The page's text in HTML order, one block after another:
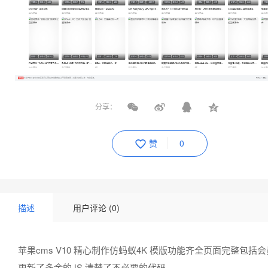
分享：
赞 0
描述 用户评论 (0)
苹果cms V10 精心制作仿蚂蚁4K 模版功能齐全页面完整包括